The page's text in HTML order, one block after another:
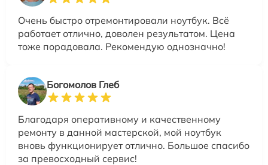
Очень быстро отремонтировали ноутбук. Всё
работает отлично, доволен результатом. Цена
тоже порадовала. Рекомендую однозначно!
Богомолов Глеб
Благодаря оперативному и качественному
ремонту в данной мастерской, мой ноутбук
вновь функционирует отлично. Большое спасибо
за превосходный сервис!